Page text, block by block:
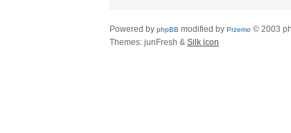
Powered by phpBB modified by Przemo © 2003
Themes: junFresh & Silk icon